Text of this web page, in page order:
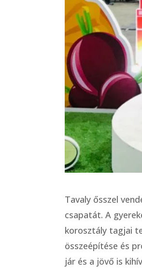
Tavaly ősszel
csapatát. A
korosztály tagjai
összeépítése és
jár és a jövő is